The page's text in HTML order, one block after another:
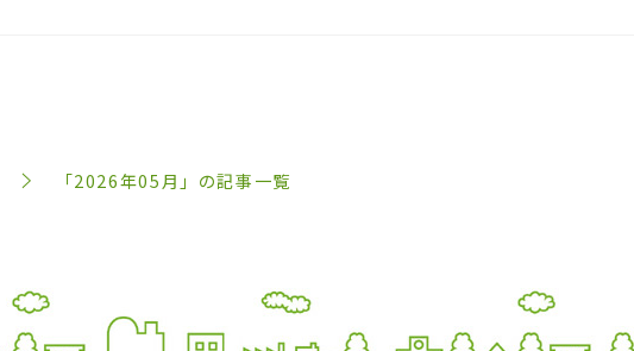
「2026年05月」の記事一覧